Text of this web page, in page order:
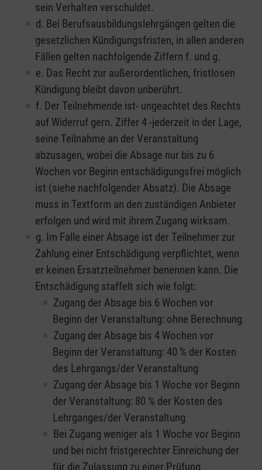
sein Verhalten verschuldet.
d. Bei Berufsausbildungslehrgängen gelten die
gesetzlichen Kündigungsfristen, in allen anderen
Fällen gelten nachfolgende Ziffern f. und g.
e. Das Recht zur außerordentlichen, fristlosen
Kündigung bleibt davon unberührt.
f. Der Teilnehmende ist- ungeachtet des Rechts
auf Widerruf gern. Ziffer 4 -jederzeit in der Lage,
seine Teilnahme an der Veranstaltung
abzusagen, wobei die Absage nur bis zu 6
Wochen vor Beginn entschädigungsfrei möglich
ist (siehe nachfolgender Absatz). Die Absage
muss in Textform an den zuständigen Anbieter
erfolgen und wird mit ihrem Zugang wirksam.
g. Im Falle einer Absage ist der Teilnehmer zur
Zahlung einer Entschädigung verpflichtet, wenn
er keinen Ersatzteilnehmer benennen kann. Die
Entschädigung staffelt sich wie folgt:
Zugang der Absage bis 6 Wochen vor
Beginn der Veranstaltung: ohne Berechnung
Zugang der Absage bis 4 Wochen vor
Beginn der Veranstaltung: 40 % der Kosten
des Lehrgangs/der Veranstaltung
Zugang der Absage bis 1 Woche vor Beginn
der Veranstaltung: 80 % der Kosten des
Lehrganges/der Veranstaltung
Bei Zugang weniger als 1 Woche vor Beginn
und bei nicht fristgerechter Einreichung der
für die Zulassung zu einer Prüfung